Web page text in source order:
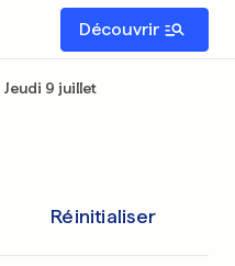
Découvrir
Jeudi 9 juillet
Réinitialiser